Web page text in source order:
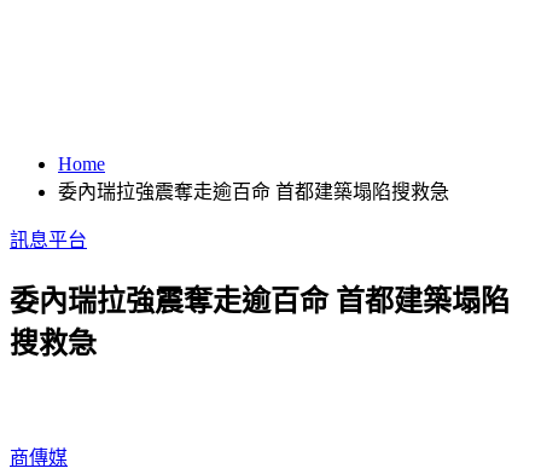
Home
委內瑞拉強震奪走逾百命 首都建築塌陷搜救急
訊息平台
委內瑞拉強震奪走逾百命 首都建築塌陷
搜救急
商傳媒